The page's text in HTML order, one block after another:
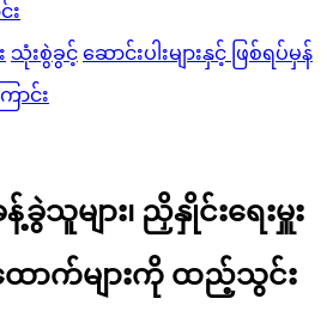
း
သုံးစွဲခွင့် ဆောင်းပါးများနှင့် ဖြစ်ရပ်မှန်
ာင်း
သူများ၊ ညှိနှိုင်းရေးမှူး
ောက်များကို ထည့်သွင်း